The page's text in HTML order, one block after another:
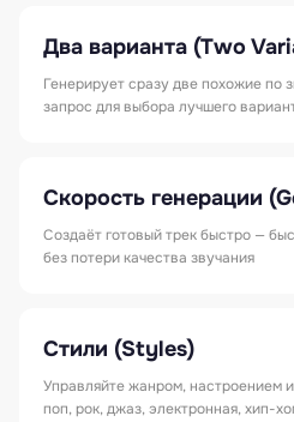
Два варианта (Two
Генерирует сразу две похожие по
запрос для выбора лучшего
Скорость генерации
Создаёт готовый трек быстро —
без потери качества звучания
Стили (Styles)
Управляйте жанром, настроением
поп, рок, джаз, электронная, хип-